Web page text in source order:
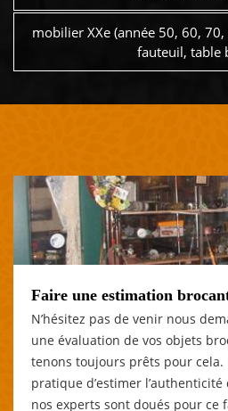
mobilier XXe (année 50, 60,
fauteuil, table
Faire une estimation
N’hésitez pas de venir nous
une évaluation de vos objets
tenons toujours prêts pour cela.
pratique d’estimer l’authenticité
nos experts sont doués pour ce